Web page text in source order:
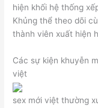
hiện khối hệ thống
Khủng thể theo dõi
thành viên xuất hiện
Các sự kiện khuyễn
việt
sex mới việt thường